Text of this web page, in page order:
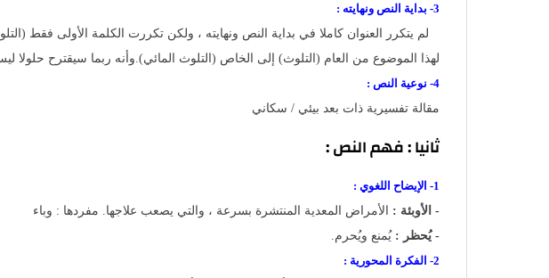
3- بداية النص ونهايته :
لم يتكرر العنوان كاملا في بداية النص ونهايته ، ولكن تكررت الكلمة الأولى فقط
لهذا الموضوع من العام (التلوث) إلى الخاص (التلوث المائي).وأنه ربما سيقترح حلولا
4- نوعية النص :
مقالة تفسيرية ذات بعد بيئي / سكاني
ثانيا : فهم النص :
1- الإيضاح اللغوي :
- الأوبئة : الأمراض المعدية المنتشرة بسرعة ، والتي يصعب علاجها. مفردها : وباء
- يُحظر : يُمنع ويُحرم.
2- الفكرة المحورية :